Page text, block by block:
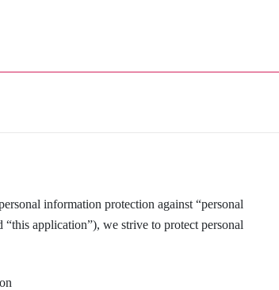
information protection against “personal
application”), we strive to protect personal